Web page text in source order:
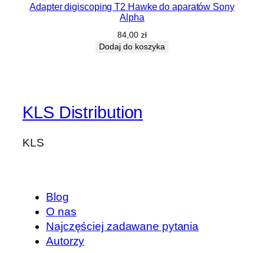
Adapter digiscoping T2 Hawke do aparatów Sony
Alpha
84,00 zł
Dodaj do koszyka
KLS Distribution
KLS
Blog
O nas
Najczęściej zadawane pytania
Autorzy